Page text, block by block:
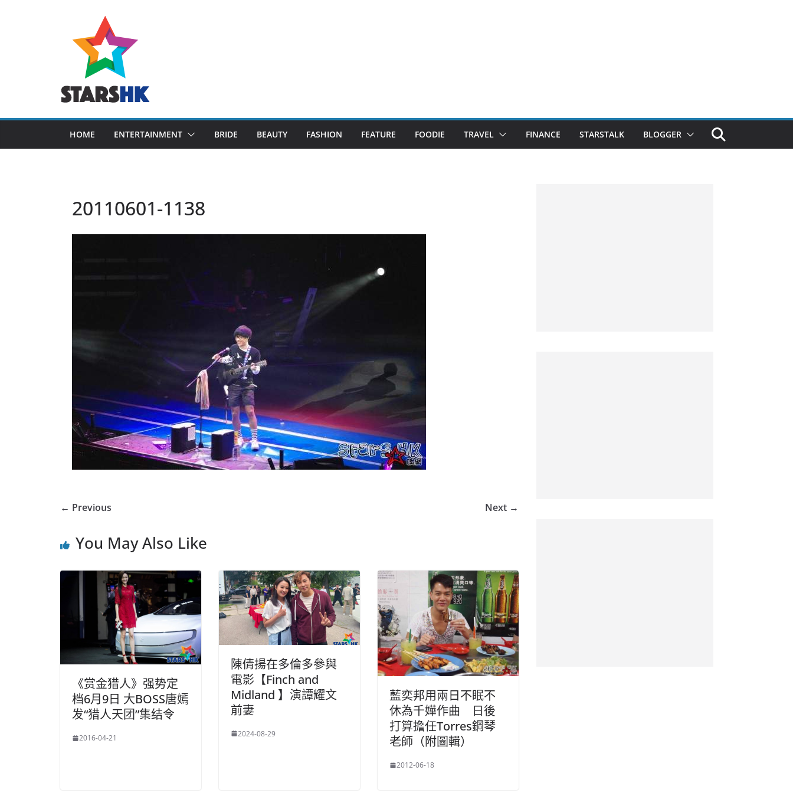
HOME ENTERTAINMENT BRIDE BEAUTY FASHION FEATURE FOODIE TRAVEL FINANCE STARSTALK BLOGGER
20110601-1138
← Previous Next →
You May Also Like
《赏金猎人》强势定
档6月9日 大BOSS唐嫣
发“猎人天团”集结令
2016-04-21
陳倩揚在多倫多參與
電影【Finch and
Midland 】演譚耀文
前妻
2024-08-29
藍奕邦用兩日不眠不
休為千嬅作曲 日後
打算擔任Torres鋼琴
老師（附圖輯）
2012-06-18